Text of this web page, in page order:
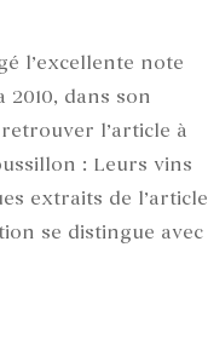
l’excellente note
2010, dans son
l’article à
: Leurs vins
extraits de l’article
se distingue avec